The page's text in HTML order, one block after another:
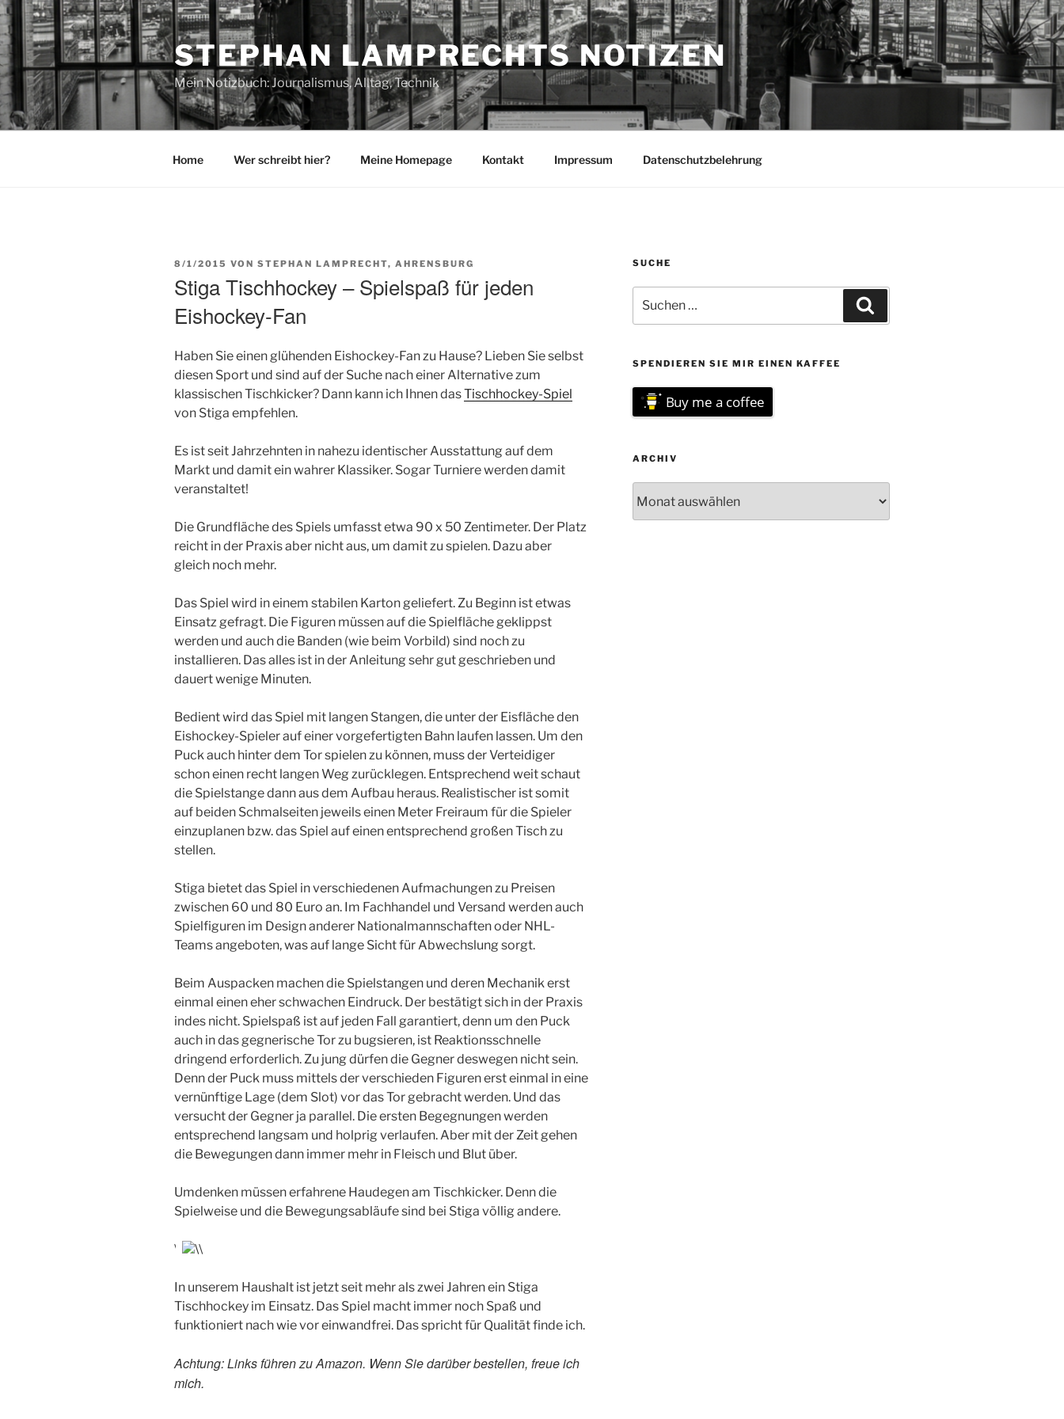
Zum
Inhalt
springen
STEPHAN LAMPRECHTS NOTIZEN
Mein Notizbuch: Journalismus, Alltag, Technik
Home Wer schreibt hier? Meine Homepage Kontakt Impressum Datenschutzbelehrung
VERÖFFENTLICHT
8/1/2015 VON STEPHAN LAMPRECHT, AHRENSBURG
Stiga Tischhockey – Spielspaß für jeden
Eishockey-Fan
Haben Sie einen glühenden Eishockey-Fan zu Hause? Lieben Sie selbst
diesen Sport und sind auf der Suche nach einer Alternative zum
klassischen Tischkicker? Dann kann ich Ihnen dasTischhockey-Spiel
von Stiga empfehlen.
Es ist seit Jahrzehnten in nahezu identischer Ausstattung auf dem
Markt und damit ein wahrer Klassiker. Sogar Turniere werden damit
veranstaltet!
Die Grundfläche des Spiels umfasst etwa 90 x 50 Zentimeter. Der Platz
reicht in der Praxis aber nicht aus, um damit zu spielen. Dazu aber
gleich noch mehr.
Das Spiel wird in einem stabilen Karton geliefert. Zu Beginn ist etwas
Einsatz gefragt. Die Figuren müssen auf die Spielfläche geklippst
werden und auch die Banden (wie beim Vorbild) sind noch zu
installieren. Das alles ist in der Anleitung sehr gut geschrieben und
dauert wenige Minuten.
Bedient wird das Spiel mit langen Stangen, die unter der Eisfläche den
Eishockey-Spieler auf einer vorgefertigten Bahn laufen lassen. Um den
Puck auch hinter dem Tor spielen zu können, muss der Verteidiger
schon einen recht langen Weg zurücklegen. Entsprechend weit schaut
die Spielstange dann aus dem Aufbau heraus. Realistischer ist somit
auf beiden Schmalseiten jeweils einen Meter Freiraum für die Spieler
einzuplanen bzw. das Spiel auf einen entsprechend großen Tisch zu
stellen.
Stiga bietet das Spiel in verschiedenen Aufmachungen zu Preisen
zwischen 60 und 80 Euro an. Im Fachhandel und Versand werden auch
Spielfiguren im Design anderer Nationalmannschaften oder NHL-
Teams angeboten, was auf lange Sicht für Abwechslung sorgt.
Beim Auspacken machen die Spielstangen und deren Mechanik erst
einmal einen eher schwachen Eindruck. Der bestätigt sich in der Praxis
indes nicht. Spielspaß ist auf jeden Fall garantiert, denn um den Puck
auch in das gegnerische Tor zu bugsieren, ist Reaktionsschnelle
dringend erforderlich. Zu jung dürfen die Gegner deswegen nicht sein.
Denn der Puck muss mittels der verschieden Figuren erst einmal in eine
vernünftige Lage (dem Slot) vor das Tor gebracht werden. Und das
versucht der Gegner ja parallel. Die ersten Begegnungen werden
entsprechend langsam und holprig verlaufen. Aber mit der Zeit gehen
die Bewegungen dann immer mehr in Fleisch und Blut über.
Umdenken müssen erfahrene Haudegen am Tischkicker. Denn die
Spielweise und die Bewegungsabläufe sind bei Stiga völlig andere.
\ \\
In unserem Haushalt ist jetzt seit mehr als zwei Jahren ein Stiga
Tischhockey im Einsatz. Das Spiel macht immer noch Spaß und
funktioniert nach wie vor einwandfrei. Das spricht für Qualität finde ich.
Achtung: Links führen zu Amazon. Wenn Sie darüber bestellen, freue ich
mich.
SUCHE
nach:
SPENDIEREN SIE MIR EINEN KAFFEE
Buy me a coffee
ARCHIV